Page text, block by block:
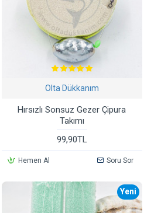
Olta Dükkanım
Hırsızlı Sonsuz Gezer Çipura
Takımı
99,90TL
Hemen Al Soru Sor
Yeni